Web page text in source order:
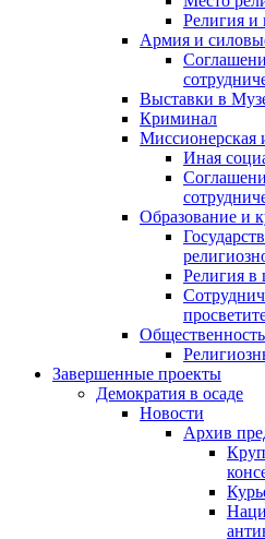
Религия и
Армия и
Выставки в
Криминал
Миссионерская
Иная
Образование и
Религия в
Завершенные проекты
Демократия в осаде
Новости
Архив